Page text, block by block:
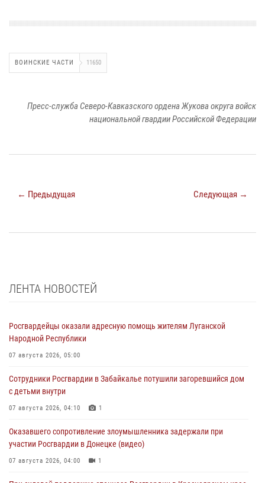
ВОИНСКИЕ ЧАСТИ 11650
Пресс-служба Северо-Кавказского ордена Жукова округа войск
национальной гвардии Российской Федерации
← Предыдущая Следующая →
ЛЕНТА НОВОСТЕЙ
Росгвардейцы оказали адресную помощь жителям Луганской
Народной Республики
07 августа 2026, 05:00
Сотрудники Росгвардии в Забайкалье потушили загоревшийся дом
с детьми внутри
07 августа 2026, 04:10 1
Оказавшего сопротивление злоумышленника задержали при
участии Росгвардии в Донецке (видео)
07 августа 2026, 04:00 1